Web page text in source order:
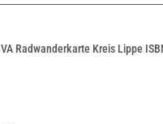
Radwanderkarte Kreis Lippe